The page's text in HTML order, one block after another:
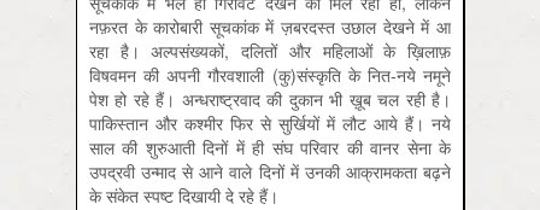
नफ़रत के कारोबारी सूचकांक में ज़बरदस्त उछाल देखने में आ
रहा है। अल्पसंख्यकों, दलितों और महिलाओं के ख़िलाफ़
विषवमन की अपनी गौरवशाली (कु)संस्कृति के नित-नये नमूने
पेश हो रहे हैं। अन्धराष्ट्रवाद की दुकान भी ख़ूब चल रही है।
पाकिस्तान और कश्मीर फिर से सुर्खियों में लौट आये हैं। नये
साल की शुरुआती दिनों में ही संघ परिवार की वानर सेना के
उपद्रवी उन्माद से आने वाले दिनों में उनकी आक्रामकता बढ़ने
के संकेत स्पष्ट दिखायी दे रहे हैं।